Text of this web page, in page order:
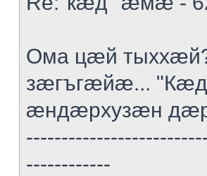
Ома цæй
зæгъгæйæ...
æндæрхузæн
------------